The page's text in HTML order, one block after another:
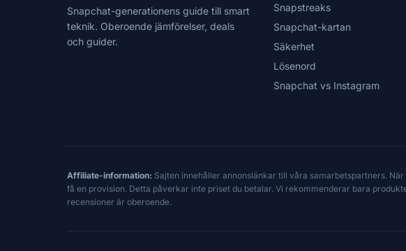
Snapchat-generationens guide till smart
teknik. Oberoende jämförelser, deals
och guider.
Snapstreaks
Snapchat-kartan
Säkerhet
Lösenord
Snapchat vs Instagram
Affiliate-information: Sajten innehåller annonslänkar till våra samarbetspartners.
få en provision. Detta påverkar inte priset du betalar. Vi rekommenderar bara
recensioner är oberoende.